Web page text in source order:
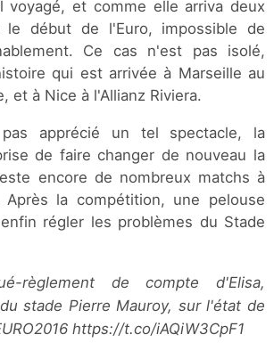
voyagé, et comme elle arriva deux
le début de l'Euro, impossible de
Ce cas n'est pas isolé,
qui est arrivée à Marseille au
et à Nice à l'Allianz Riviera.
pas apprécié un tel spectacle, la
de faire changer de nouveau la
encore de nombreux matchs à
la compétition, une pelouse
régler les problèmes du Stade
stade Pierre Mauroy, sur l'état de
https://t.co/iAQiW3CpF1